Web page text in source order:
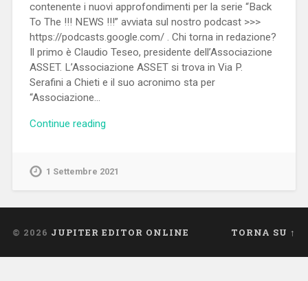
contenente i nuovi approfondimenti per la serie “Back
To The !!! NEWS !!!” avviata sul nostro podcast >>>
https://podcasts.google.com/ . Chi torna in redazione?
Il primo è Claudio Teseo, presidente dell’Associazione
ASSET. L’Associazione ASSET si trova in Via P.
Serafini a Chieti e il suo acronimo sta per
“Associazione…
Continue reading
1 Settembre 2021
© 2026 JUPITER EDITOR ONLINE TORNA SU ↑